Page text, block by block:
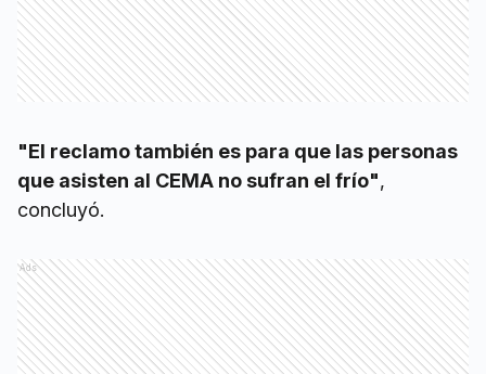
"El reclamo también es para que las personas
que asisten al CEMA no sufran el frío",
concluyó.
Ads